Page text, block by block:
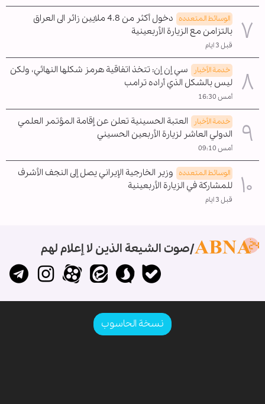
الوسائط المتعدده
دخول أكثر من 4.8 ملايين زائر الى العراق
بالتزامن مع الزيارة الأربعينية
قبل 3 ايام
خدمة الأخبار
سي إن إن: تتخذ اتفاقية هرمز شكلها النهائي، ولكن
ليس بالشكل الذي أراده ترامب
أمس 16:30
خدمة الأخبار
العتبة الحسينية تعلن عن إقامة المؤتمر العلمي
الدولي العاشر لزيارة الأربعين الحسيني
أمس 09:10
الوسائط المتعدده وزير الخارجية الإيراني يصل إلى النجف الأشرف
للمشاركة في الزيارة الأربعينية
قبل 3 ايام
صوت الشيعة الذين لا إعلام لهم
نسخة الحاسوب